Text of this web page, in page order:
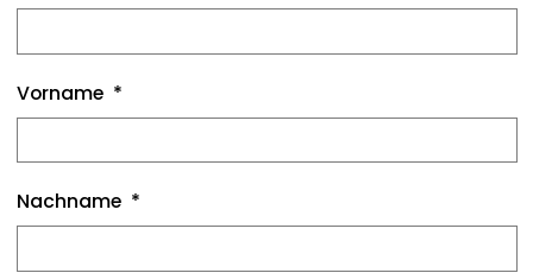
Vorname
Nachname